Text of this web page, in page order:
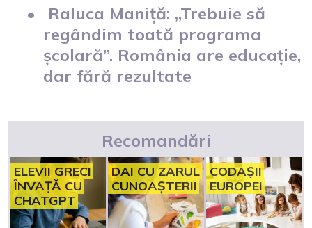
Raluca Maniță: „Trebuie să
regândim toată programa
școlară”. România are educație,
dar fără rezultate
Recomandări
ELEVII GRECI
ÎNVAȚĂ CU
CHATGPT
DAI CU ZARUL
CUNOAȘTERII
CODAȘII
EUROPEI